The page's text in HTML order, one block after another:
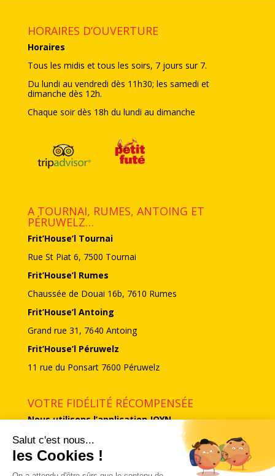
HORAIRES D’OUVERTURE
Horaires
Tous les midis et tous les soirs, 7 jours sur 7.
Du lundi au vendredi dès 11h30; les samedi et
dimanche dès 12h.
Chaque soir dès 18h du lundi au dimanche
A TOURNAI, RUMES, ANTOING ET
PÉRUWELZ…
Frit’House’l Tournai
Rue St Piat 6, 7500 Tournai
Frit’House’l Rumes
Chaussée de Douai 16b, 7610 Rumes
Frit’House’l Antoing
Grand rue 31, 7640 Antoing
Frit’House’l Péruwelz
11 rue du Ponsart 7600 Péruwelz
VOTRE FIDÉLITÉ RÉCOMPENSÉE
Nous utilisons l’application JOYN